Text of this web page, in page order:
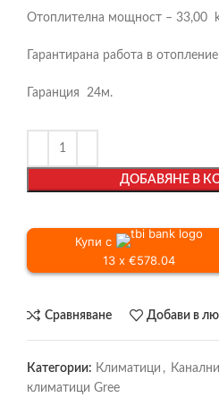
Отоплителна мощност – 33,00
Гарантирана работа в
Гаранция 24м.
ДОБАВЯНЕ В
Купи с
13 x €578.04
Сравняване Добави в
Категории: Климатици ,
климатици Gree